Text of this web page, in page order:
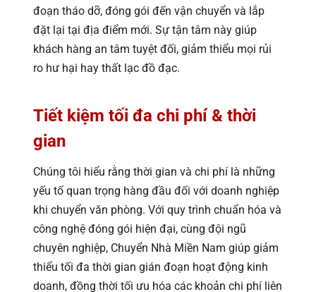
đoạn tháo dỡ, đóng gói đến vận chuyển và lắp
đặt lại tại địa điểm mới. Sự tận tâm này giúp
khách hàng an tâm tuyệt đối, giảm thiểu mọi rủi
ro hư hại hay thất lạc đồ đạc.
Tiết kiệm tối đa chi phí & thời
gian
Chúng tôi hiểu rằng thời gian và chi phí là những
yếu tố quan trọng hàng đầu đối với doanh nghiệp
khi chuyển văn phòng. Với quy trình chuẩn hóa và
công nghệ đóng gói hiện đại, cùng đội ngũ
chuyên nghiệp, Chuyển Nhà Miền Nam giúp giảm
thiểu tối đa thời gian gián đoạn hoạt động kinh
doanh, đồng thời tối ưu hóa các khoản chi phí liên